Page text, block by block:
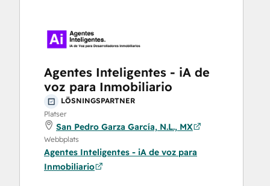
Agentes Inteligentes - iA de
voz para Inmobiliario
LÖSNINGSPARTNER
Platser
San Pedro Garza García, N.L., MX
Webbplats
Agentes Inteligentes - iA de voz para
Inmobiliario